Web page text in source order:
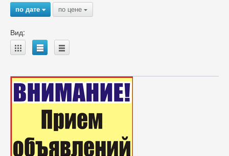
по дате{ по цене {
Вид:
A B C